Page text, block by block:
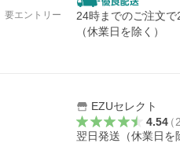
要エントリー
24時までのご注文
（休業日を除く）
EZUセレクト
4.54（
翌日発送（休業日を